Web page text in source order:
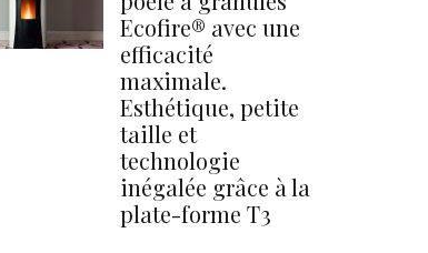
Ecofire® avec une
efficacité
maximale.
Esthétique, petite
taille et
technologie
inégalée grâce à la
plate-forme T3